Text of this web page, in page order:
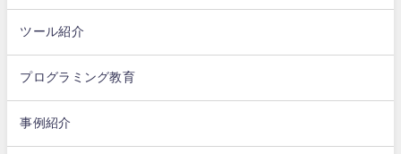
ツール紹介
プログラミング教育
事例紹介